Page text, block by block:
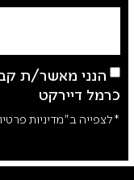
הנני מאשר/ת
כרמל דיירקט
*לצפייה ב"מדיניות